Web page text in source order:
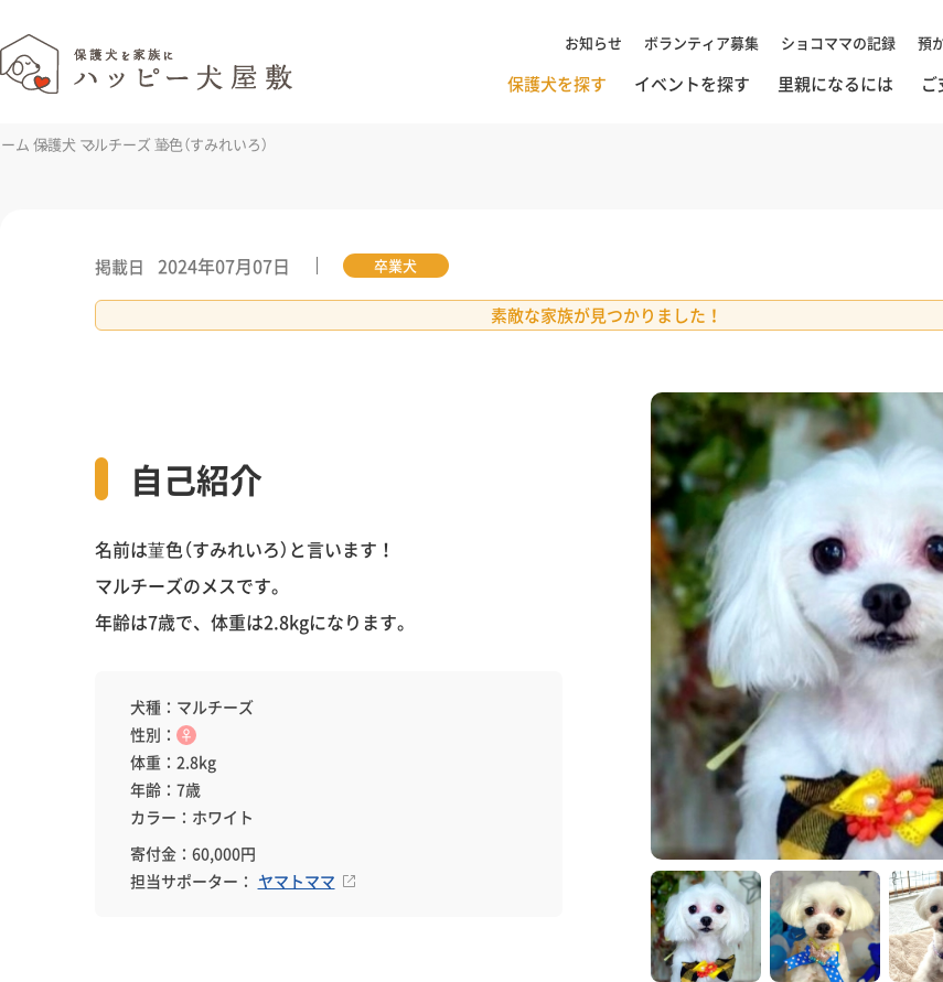
お知らせ ボランティア募集 ショコママの記録 預
保護犬を探す イベントを探す 里親になるには
ム 保護犬 マルチーズ 菫色（すみれいろ）
掲載日 2024年07月07日 卒業犬
素敵な家族が見つかりました！
自己紹介
名前は菫色（すみれいろ）と言います！
マルチーズのメスです。
年齢は7歳で、体重は2.8kgになります。
犬種：マルチーズ
性別： ♀
体重：2.8kg
年齢：7歳
カラー：ホワイト
寄付金：60,000円
担当サポーター： ヤマトママ